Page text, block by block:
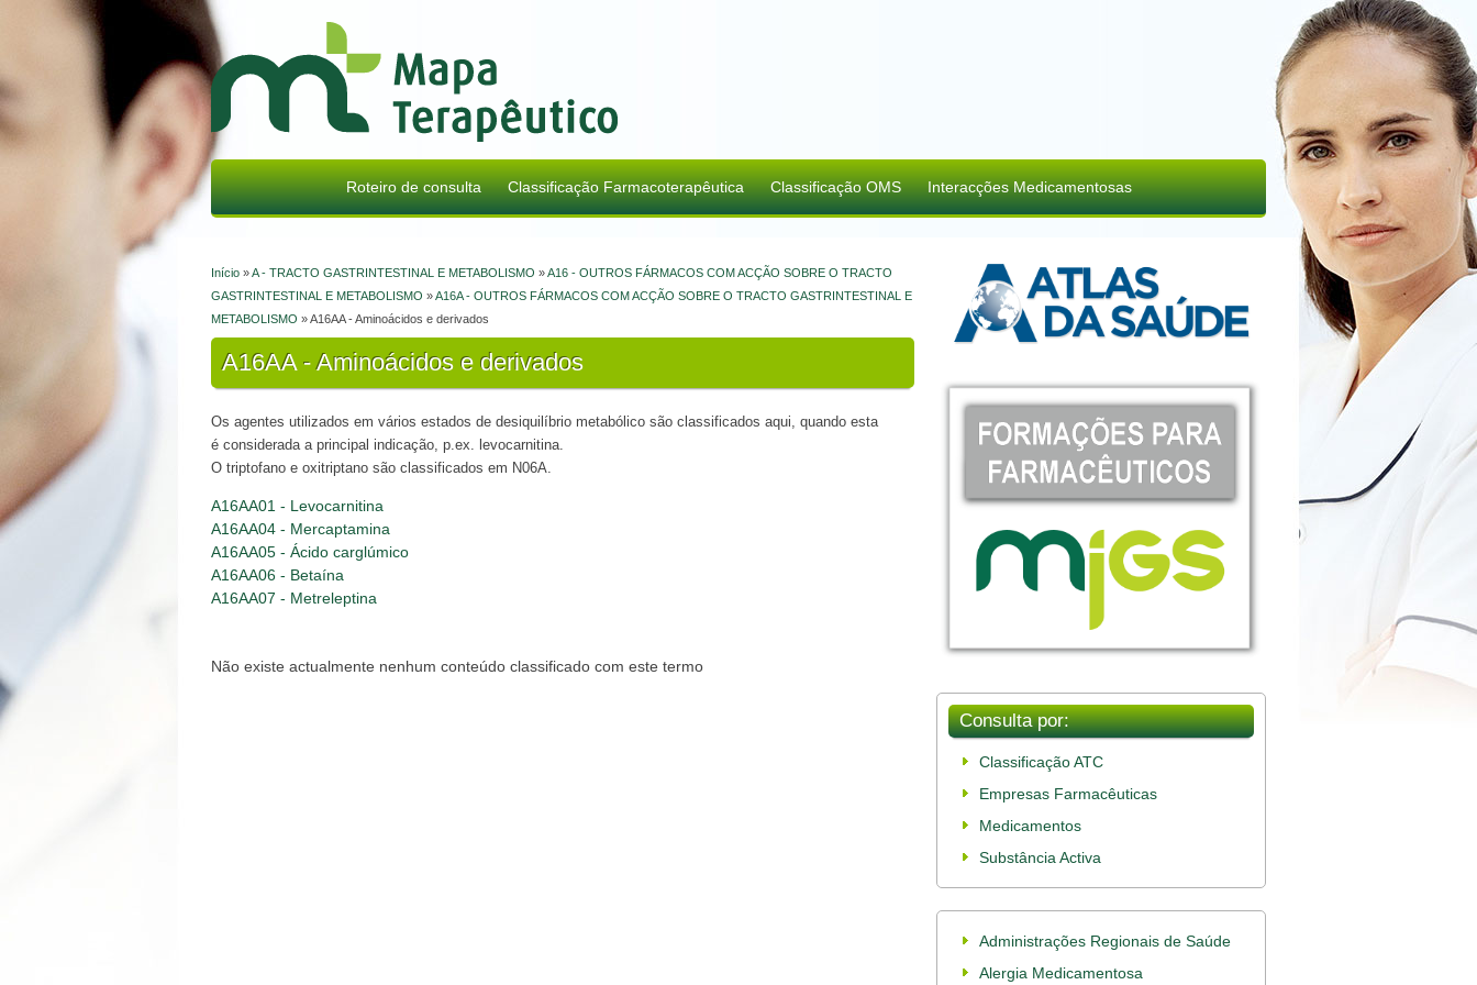
Mapa Terapêutico
Roteiro de consulta Classificação Farmacoterapêutica Classificação OMS Interacções Medicamentosas
Está aqui
Início »A - TRACTO GASTRINTESTINAL E METABOLISMO »A16 - OUTROS FÁRMACOS COM ACÇÃO SOBRE O TRACTO
GASTRINTESTINAL E METABOLISMO »A16A - OUTROS FÁRMACOS COM ACÇÃO SOBRE O TRACTO GASTRINTESTINAL E
METABOLISMO » A16AA - Aminoácidos e derivados
A16AA - Aminoácidos e derivados
Os agentes utilizados em vários estados de desiquilíbrio metabólico são classificados aqui, quando esta
é considerada a principal indicação, p.ex. levocarnitina.
O triptofano e oxitriptano são classificados em N06A.
A16AA01 - Levocarnitina
A16AA04 - Mercaptamina
A16AA05 - Ácido carglúmico
A16AA06 - Betaína
A16AA07 - Metreleptina
Não existe actualmente nenhum conteúdo classificado com este termo
Consulta por:
Classificação ATC
Empresas Farmacêuticas
Medicamentos
Substância Activa
Administrações Regionais de Saúde
Alergia Medicamentosa